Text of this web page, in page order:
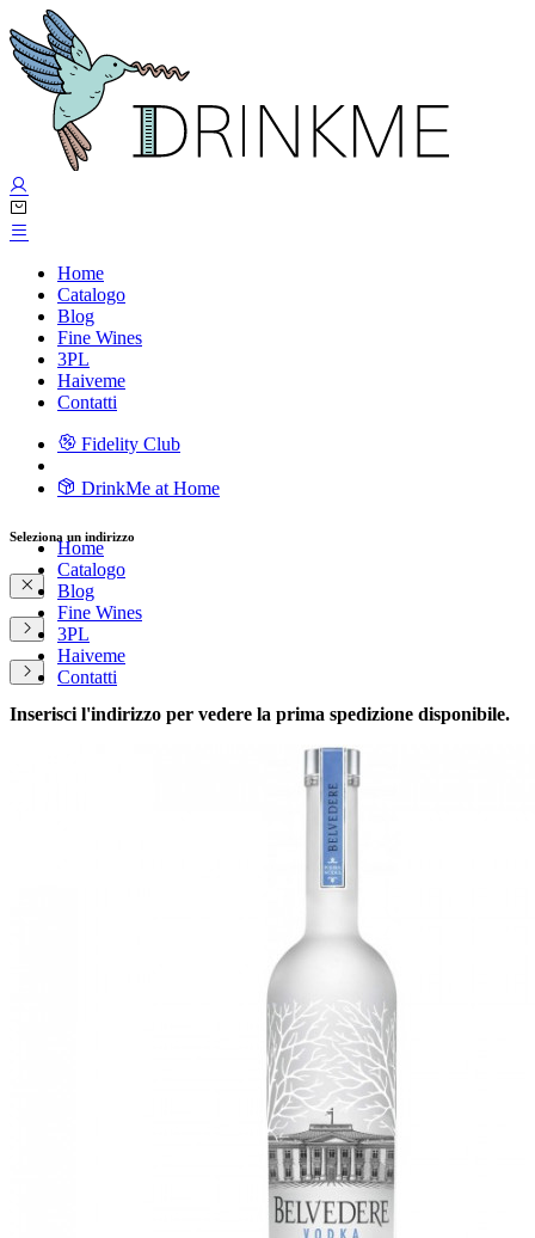
Home
Catalogo
Blog
Fine Wines
3PL
Haiveme
Contatti
Fidelity Club
DrinkMe at Home
Home
Catalogo
Blog
Fine Wines
3PL
Haiveme
Contatti
Seleziona un indirizzo
Inserisci l'indirizzo per vedere la prima spedizione disponibile.